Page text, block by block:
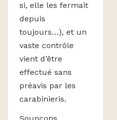
si, elle les fermait
depuis
toujours…), et un
vaste contrôle
vient d’être
effectué sans
préavis par les
carabinieris.
Soupçons